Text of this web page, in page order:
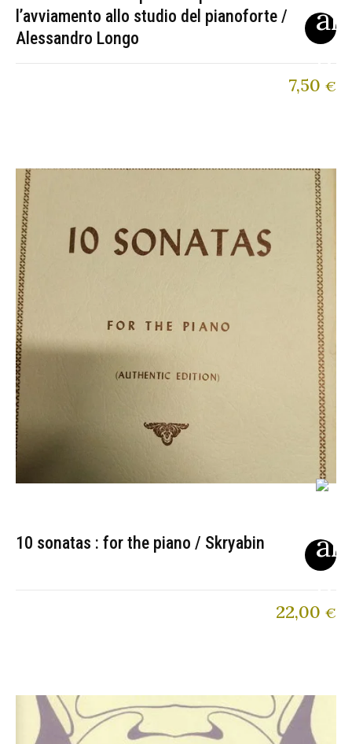
l’avviamento allo studio del pianoforte /
Alessandro Longo
7,50 €
10 sonatas : for the piano / Skryabin
22,00 €